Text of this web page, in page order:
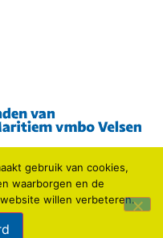
VELSEN.
media
gebruik van cookies,
waarborgen en de
willen verbeteren.